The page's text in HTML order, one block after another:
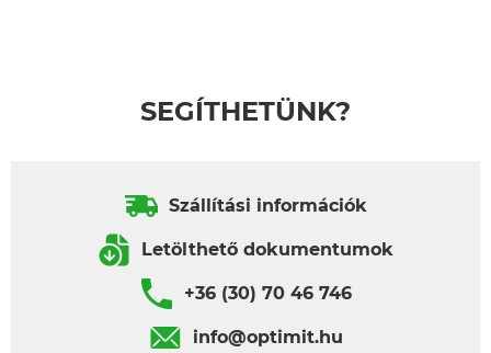
SEGÍTHETÜNK?
Szállítási információk
Letölthető dokumentumok
+36 (30) 70 46 746
info@optimit.hu